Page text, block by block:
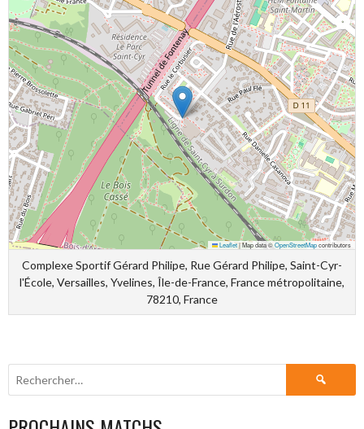
Leaflet|Map data ©OpenStreetMapcontributors
Complexe Sportif Gérard Philipe, Rue Gérard Philipe, Saint-Cyr-
l'École, Versailles, Yvelines, Île-de-France, France métropolitaine,
78210, France
Rechercher :